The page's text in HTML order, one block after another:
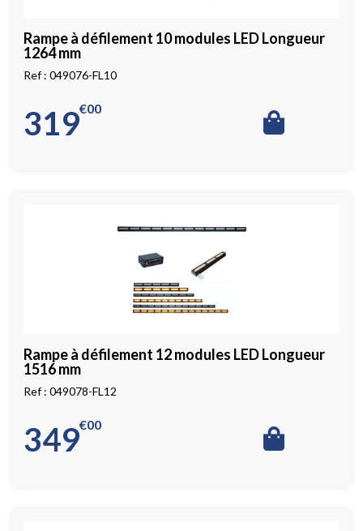
Rampe à défilement 10 modules LED Longueur
1264 mm
049076-FL10
319 00
€
Rampe à défilement 12 modules LED Longueur
1516 mm
049078-FL12
349 00
€